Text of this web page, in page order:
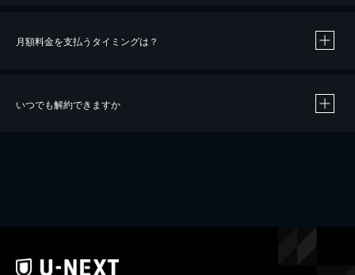
※40％ポイント還元の対象は、クレジットカード決済による作品の購入 / レンタルです。
月額料金を支払うタイミングは？
いつでも解約できますか